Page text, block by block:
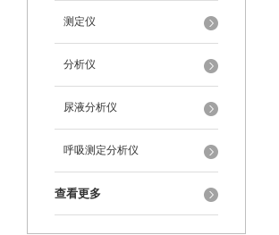
测定仪
分析仪
尿液分析仪
呼吸测定分析仪
查看更多